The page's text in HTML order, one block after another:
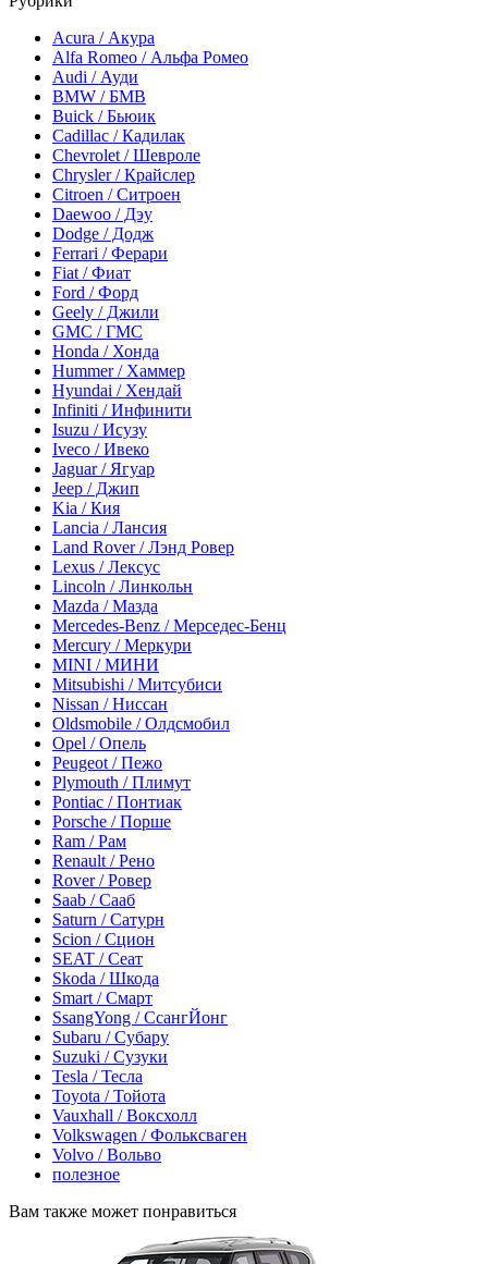
Acura / Акура
Alfa Romeo / Альфа Ромео
Audi / Ауди
BMW / БМВ
Buick / Бьюик
Cadillac / Кадилак
Chevrolet / Шевроле
Chrysler / Крайслер
Citroen / Ситроен
Daewoo / Дэу
Dodge / Додж
Ferrari / Ферари
Fiat / Фиат
Ford / Форд
Geely / Джили
GMC / ГМС
Honda / Хонда
Hummer / Хаммер
Hyundai / Хендай
Infiniti / Инфинити
Isuzu / Исузу
Iveco / Ивеко
Jaguar / Ягуар
Jeep / Джип
Kia / Кия
Lancia / Лансия
Land Rover / Лэнд Ровер
Lexus / Лексус
Lincoln / Линкольн
Mazda / Мазда
Mercedes-Benz / Мерседес-Бенц
Mercury / Меркури
MINI / МИНИ
Mitsubishi / Митсубиси
Nissan / Ниссан
Oldsmobile / Олдсмобил
Opel / Опель
Peugeot / Пежо
Plymouth / Плимут
Pontiac / Понтиак
Porsche / Порше
Ram / Рам
Renault / Рено
Rover / Ровер
Saab / Сааб
Saturn / Сатурн
Scion / Сцион
SEAT / Сеат
Skoda / Шкода
Smart / Смарт
SsangYong / СсангЙонг
Subaru / Субару
Suzuki / Сузуки
Tesla / Тесла
Toyota / Тойота
Vauxhall / Воксхолл
Volkswagen / Фольксваген
Volvo / Вольво
полезное
Вам также может понравиться